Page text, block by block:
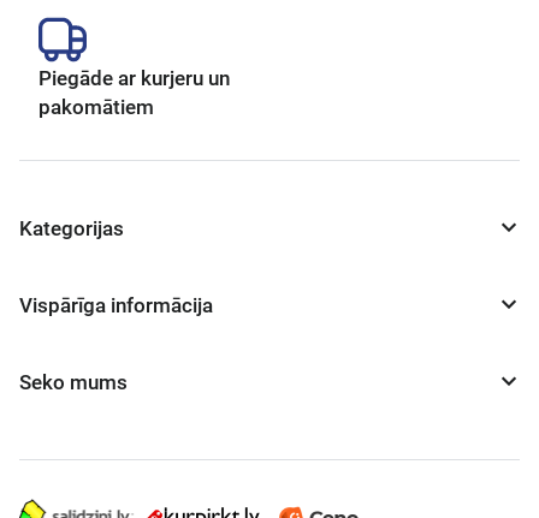
Piegāde ar kurjeru un
pakomātiem
Kategorijas
Vispārīga informācija
Seko mums